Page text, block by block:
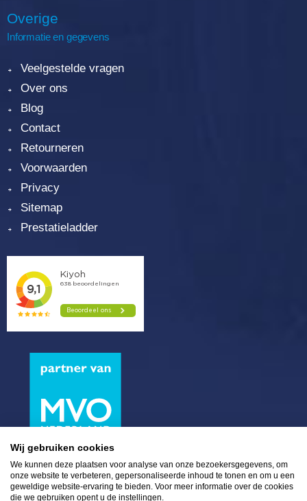
Overige
Informatie en gegevens
Veelgestelde vragen
Over ons
Blog
Contact
Retourneren
Voorwaarden
Privacy
Sitemap
Prestatieladder
Wij gebruiken cookies
We kunnen deze plaatsen voor analyse van onze bezoekersgegevens, om
onze website te verbeteren, gepersonaliseerde inhoud te tonen en om u een
geweldige website-ervaring te bieden. Voor meer informatie over de cookies
die we gebruiken opent u de instellingen.